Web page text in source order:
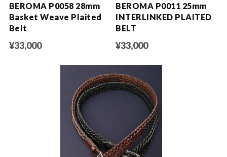
BEROMA P0058 28mm
Basket Weave Plaited
Belt
¥33,000
BEROMA P0011 25mm
INTERLINKED PLAITED
BELT
¥33,000